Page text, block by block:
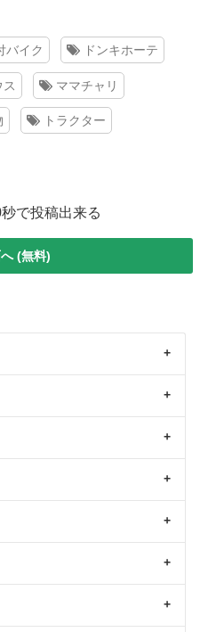
バイク ドンキホーテ
ママチャリ
トラクター
で投稿出来る
(無料)